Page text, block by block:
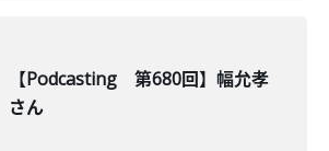
【Podcasting 第680回】幅允孝
さん